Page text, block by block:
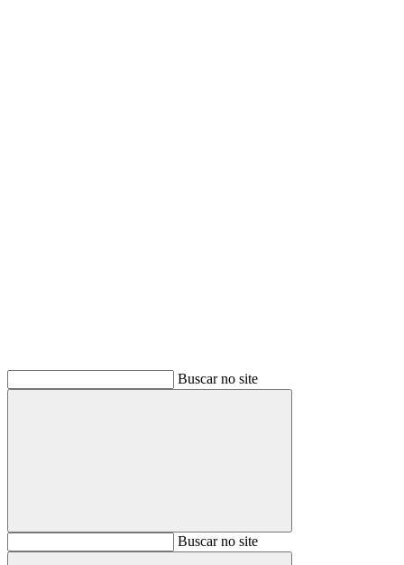
Buscar no site
BuscarBuscar no site